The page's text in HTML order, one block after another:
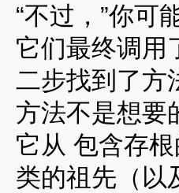
“不过，”你可
它们最终调用
二步找到了方
方法不是想要
它从 包含存
类的祖先（以